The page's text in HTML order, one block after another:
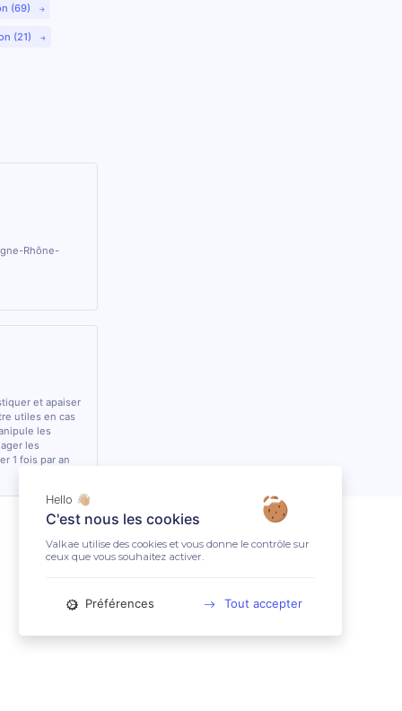
(69)
(21)
Rhône-
et apaiser
utiles en cas
les
les
1 fois par an
Hello 👋🏼
C'est nous les cookies
Valkae utilise des cookies et vous donne le contrôle sur
ceux que vous souhaitez activer.
Préférences Tout accepter